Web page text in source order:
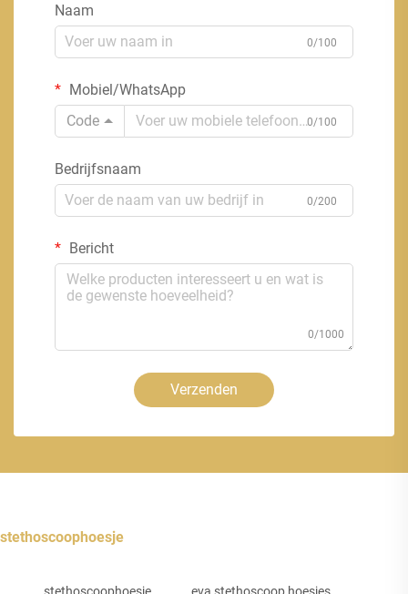
Naam
0/100
Mobiel/WhatsApp
Code
0/100
Bedrijfsnaam
0/200
Bericht
0/1000
Verzenden
stethoscoophoesje